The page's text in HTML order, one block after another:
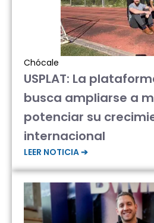
Chócale
USPLAT: La
busca ampliarse a
potenciar su
internacional
LEER NOTICIA ➔